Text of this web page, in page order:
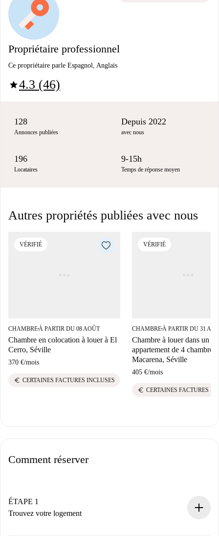
Propriétaire professionnel
Ce propriétaire parle Espagnol, Anglais
star4.3 (46)
128
Annonces publiées
Depuis 2022
avec nous
196
Locataires
9-15h
Temps de réponse moyen
Autres propriétés publiées avec nous
VÉRIFIÉ
CHAMBRE■À PARTIR DU 08 AOÛT
Chambre en colocation à louer à El
Cerro, Séville
370 €/mois
euro CERTAINES FACTURES INCLUSES
VÉRIFIÉ
CHAMBRE■À PARTIR DU 31
Chambre à louer dans un
appartement de 4 chambres
Macarena, Séville
405 €/mois
euro CERTAINES FACTURES
Comment réserver
ÉTAPE 1
Trouvez votre logement